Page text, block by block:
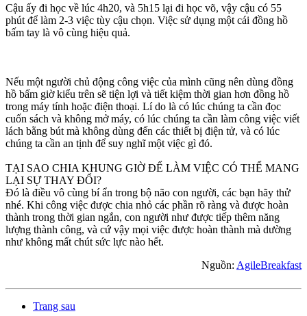
Cậu ấy đi học về lúc 4h20, và 5h15 lại đi học võ, vậy cậu có 55
phút để làm 2-3 việc tùy cậu chọn. Việc sử dụng một cái đồng hồ
bấm tay là vô cùng hiệu quả.
Nếu một người chủ động công việc của mình cũng nên dùng đồng
hồ bấm giờ kiểu trên sẽ tiện lợi và tiết kiệm thời gian hơn đồng hồ
trong máy tính hoặc điện thoại. Lí do là có lúc chúng ta cần đọc
cuốn sách và không mở máy, có lúc chúng ta cần làm công việc viết
lách bằng bút mà không dùng đến các thiết bị điện tử, và có lúc
chúng ta cần an tịnh để suy nghĩ một việc gì đó.
TẠI SAO CHIA KHUNG GIỜ ĐỂ LÀM VIỆC CÓ THỂ MANG
LẠI SỰ THAY ĐỔI?
Đó là điều vô cùng bí ẩn trong bộ não con người, các bạn hãy thử
nhé. Khi công việc được chia nhỏ các phần rõ ràng và được hoàn
thành trong thời gian ngắn, con người như được tiếp thêm năng
lượng thành công, và cứ vậy mọi việc được hoàn thành mà dường
như không mất chút sức lực nào hết.
Nguồn: AgileBreakfast
Trang sau